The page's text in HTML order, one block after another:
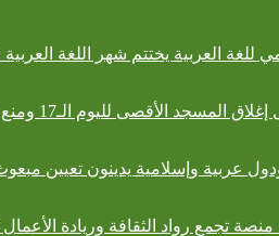
للغة العربية يختتم شهر اللغة العربية
الأقصى لليوم الـ17 ومنع المصلين من دخوله
عربية وإسلامية يدينون تعيين